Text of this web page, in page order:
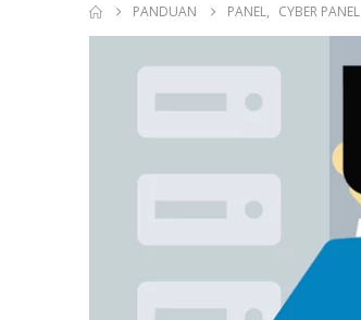
PANDUAN PANEL, CYBER PANEL